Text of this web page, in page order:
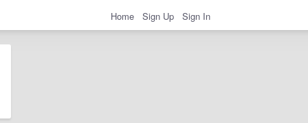
Home Sign Up Sign In